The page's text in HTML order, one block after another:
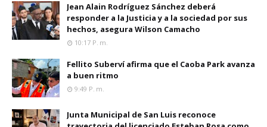
Jean Alain Rodríguez Sánchez deberá
responder a la Justicia y a la sociedad por sus
hechos, asegura Wilson Camacho
10:17 P. M.
Fellito Suberví afirma que el Caoba Park avanza
a buen ritmo
9:49 P. M.
Junta Municipal de San Luis reconoce